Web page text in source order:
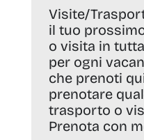
Visite/
il tuo
o visita in
per ogni
che prenoti
prenotare
trasporto o
Prenota con